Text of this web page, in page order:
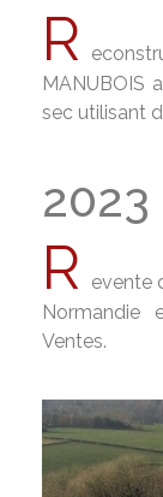
R
MANUBOIS
sec utilisant
2023
R
evente
Normandie
Ventes.